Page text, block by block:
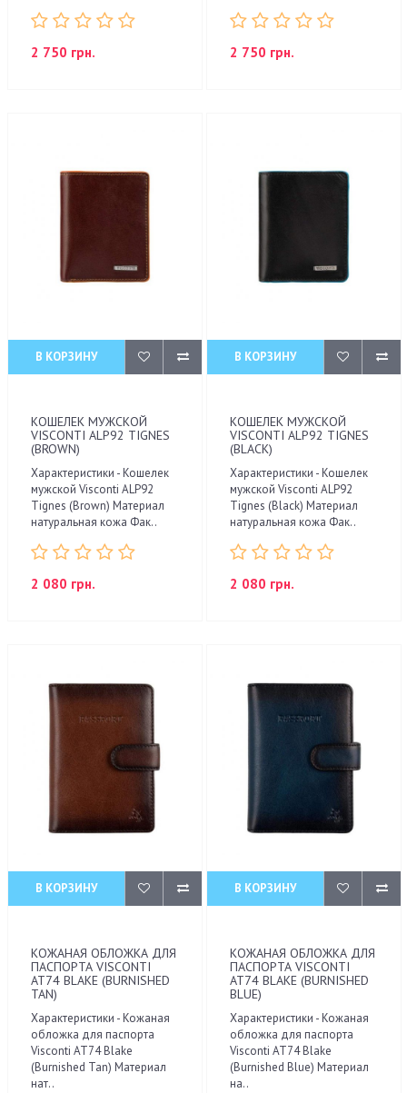
2 750 грн. 2 750 грн.
В КОРЗИНУ
КОШЕЛЕК МУЖСКОЙ
VISCONTI ALP92 TIGNES
(BROWN)
Характеристики - Кошелек
мужской Visconti ALP92
Tignes (Brown) Материал
натуральная кожа Фак..
2 080 грн.
В КОРЗИНУ
КОШЕЛЕК МУЖСКОЙ
VISCONTI ALP92 TIGNES
(BLACK)
Характеристики - Кошелек
мужской Visconti ALP92
Tignes (Black) Материал
натуральная кожа Фак..
2 080 грн.
В КОРЗИНУ
КОЖАНАЯ ОБЛОЖКА ДЛЯ
ПАСПОРТА VISCONTI
AT74 BLAKE (BURNISHED
TAN)
Характеристики - Кожаная
обложка для паспорта
Visconti AT74 Blake
(Burnished Tan) Материал
нат..
В КОРЗИНУ
КОЖАНАЯ ОБЛОЖКА ДЛЯ
ПАСПОРТА VISCONTI
AT74 BLAKE (BURNISHED
BLUE)
Характеристики - Кожаная
обложка для паспорта
Visconti AT74 Blake
(Burnished Blue) Материал
на..